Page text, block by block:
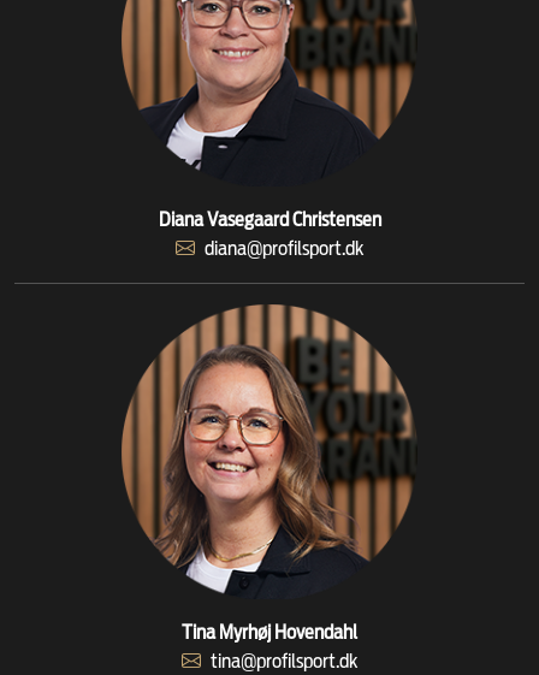
Diana Vasegaard Christensen
diana@profilsport.dk
Tina Myrhøj Hovendahl
tina@profilsport.dk